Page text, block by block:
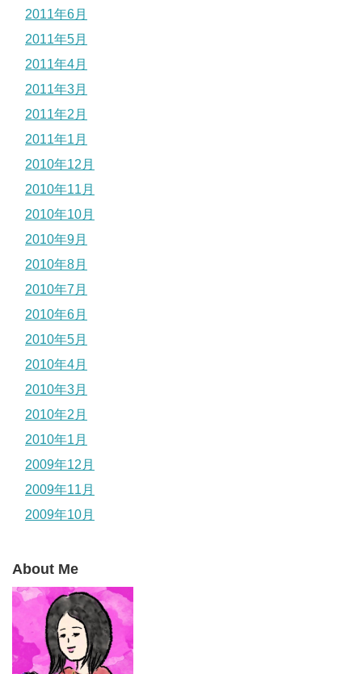
2011年6月
2011年5月
2011年4月
2011年3月
2011年2月
2011年1月
2010年12月
2010年11月
2010年10月
2010年9月
2010年8月
2010年7月
2010年6月
2010年5月
2010年4月
2010年3月
2010年2月
2010年1月
2009年12月
2009年11月
2009年10月
About Me